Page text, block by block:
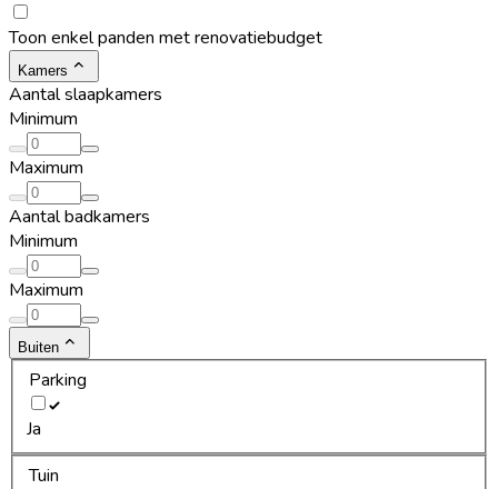
Toon enkel panden met renovatiebudget
Kamers
Aantal slaapkamers
Minimum
Maximum
Aantal badkamers
Minimum
Maximum
Buiten
Parking
Ja
Tuin